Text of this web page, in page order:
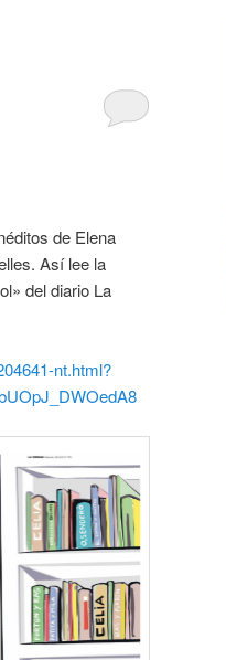
de Elena
Así lee la
del diario La
nt.html?